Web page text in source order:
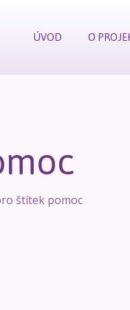
ÚVOD O
štítek pomoc